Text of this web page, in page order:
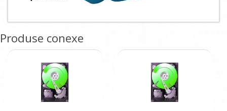
Produse conexe